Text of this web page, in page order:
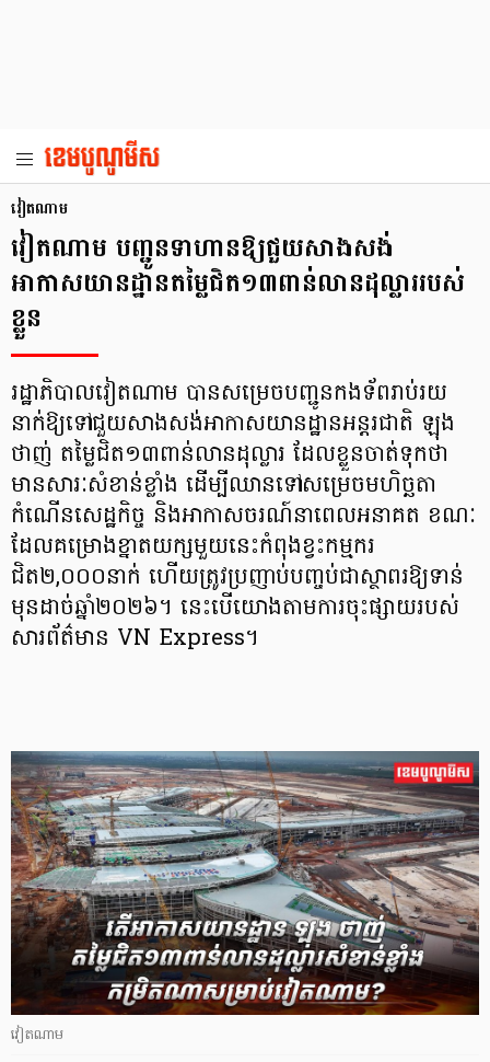
វៀតណាម
វៀតណាម បញ្ជូនទាហានឱ្យជួយសាងសង់
អាកាសយានដ្ឋានតម្លៃជិត១៣ពាន់លានដុល្លាររបស់
ខ្លួន
រដ្ឋាភិបាលវៀតណាម បានសម្រេចបញ្ជូនកងទ័ពរាប់រយ
នាក់ឱ្យទៅជួយសាងសង់អាកាសយានដ្ឋានអន្តរជាតិ ឡុង
ថាញ់ តម្លៃជិត១៣ពាន់លានដុល្លារ ដែលខ្លួនចាត់ទុកថា
មានសារៈសំខាន់ខ្លាំង ដើម្បីឈានទៅសម្រេចមហិច្ឆតា
កំណើនសេដ្ឋកិច្ច និងអាកាសចរណ៍នាពេលអនាគត ខណៈ
ដែលគម្រោងខ្នាតយក្សមួយនេះកំពុងខ្វះកម្មករ
ជិត២,០០០នាក់ ហើយត្រូវប្រញាប់បញ្ចប់ជាស្ថាពរឱ្យទាន់
មុនដាច់ឆ្នាំ២០២៦។ នេះបើយោងតាមការចុះផ្សាយរបស់
សារព័ត៌មាន VN Express។
វៀតណាម